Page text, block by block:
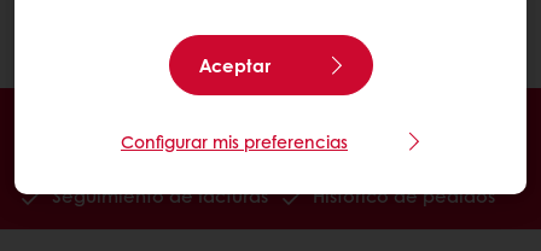
Aceptar
Configurar mis preferencias
Promociones exclusivas
Recetas inspiradoras
Seguimiento de facturas
Histórico de pedidos